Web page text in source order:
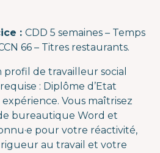
: CDD 5 semaines – Temps
66 – Titres restaurants.
profil de travailleur social
: Diplôme d’Etat
expérience. Vous maîtrisez
bureautique Word et
pour votre réactivité,
au travail et votre